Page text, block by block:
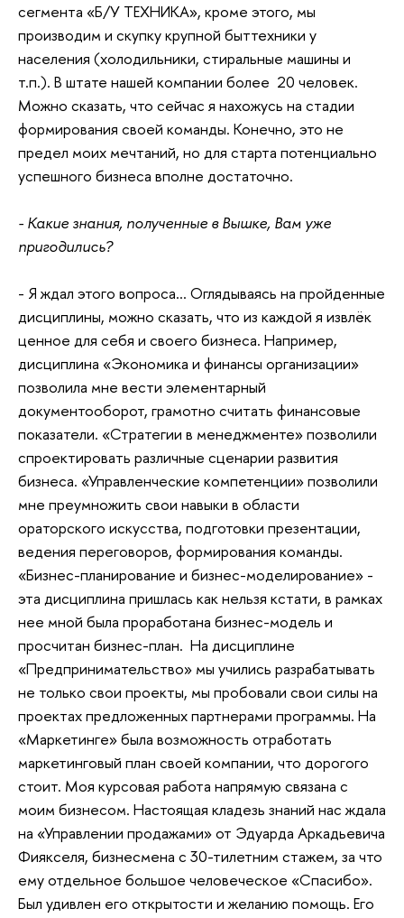
сегмента «Б/У ТЕХНИКА», кроме этого, мы
производим и скупку крупной быттехники у
населения (холодильники, стиральные машины и
т.п.). В штате нашей компании более 20 человек.
Можно сказать, что сейчас я нахожусь на стадии
формирования своей команды. Конечно, это не
предел моих мечтаний, но для старта потенциально
успешного бизнеса вполне достаточно.
- Какие знания, полученные в Вышке, Вам уже
пригодились?
- Я ждал этого вопроса… Оглядываясь на пройденные
дисциплины, можно сказать, что из каждой я извлёк
ценное для себя и своего бизнеса. Например,
дисциплина «Экономика и финансы организации»
позволила мне вести элементарный
документооборот, грамотно считать финансовые
показатели. «Стратегии в менеджменте» позволили
спроектировать различные сценарии развития
бизнеса. «Управленческие компетенции» позволили
мне преумножить свои навыки в области
ораторского искусства, подготовки презентации,
ведения переговоров, формирования команды.
«Бизнес-планирование и бизнес-моделирование» -
эта дисциплина пришлась как нельзя кстати, в рамках
нее мной была проработана бизнес-модель и
просчитан бизнес-план. На дисциплине
«Предпринимательство» мы учились разрабатывать
не только свои проекты, мы пробовали свои силы на
проектах предложенных партнерами программы. На
«Маркетинге» была возможность отработать
маркетинговый план своей компании, что дорогого
стоит. Моя курсовая работа напрямую связана с
моим бизнесом. Настоящая кладезь знаний нас ждала
на «Управлении продажами» от Эдуарда Аркадьевича
Фиякселя, бизнесмена с 30-тилетним стажем, за что
ему отдельное большое человеческое «Спасибо».
Был удивлен его открытости и желанию помощь. Его